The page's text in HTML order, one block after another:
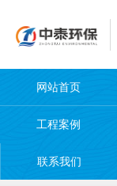
网站首页
工程案例
联系我们